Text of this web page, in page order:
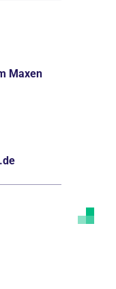
Maxen